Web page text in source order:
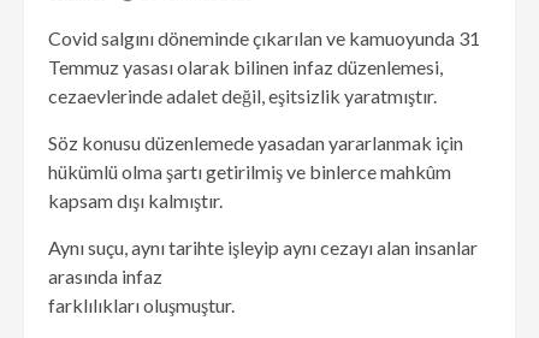
Covid salgını döneminde çıkarılan ve kamuoyunda 31
Temmuz yasası olarak bilinen infaz düzenlemesi,
cezaevlerinde adalet değil, eşitsizlik yaratmıştır.
Söz konusu düzenlemede yasadan yararlanmak için
hükümlü olma şartı getirilmiş ve binlerce mahkûm
kapsam dışı kalmıştır.
Aynı suçu, aynı tarihte işleyip aynı cezayı alan insanlar
arasında infaz
farklılıkları oluşmuştur.